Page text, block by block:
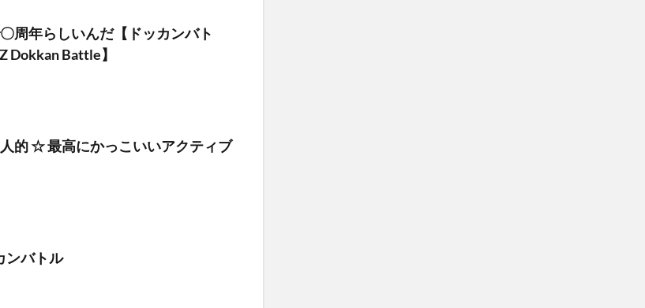
周年らしいんだ【ドッカンバト
Dokkan Battle】
人的 ☆ 最高にかっこいいアクティブ
ンバトル